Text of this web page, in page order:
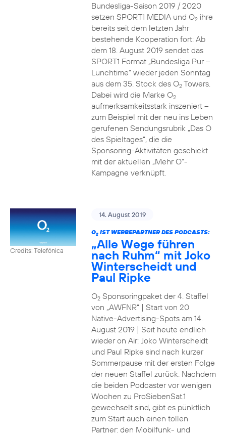
Bundesliga-Saison 2019 / 2020
setzen SPORT1 MEDIA und O2ihre
bereits seit dem letzten Jahr
bestehende Kooperation fort: Ab
dem 18. August 2019 sendet das
SPORT1 Format „Bundesliga Pur –
Lunchtime“ wieder jeden Sonntag
aus dem 35. Stock des O2Towers.
Dabei wird die Marke O2
aufmerksamkeitsstark inszeniert –
zum Beispiel mit der neu ins Leben
gerufenen Sendungsrubrik „Das O
des Spieltages“, die die
Sponsoring-Aktivitäten geschickt
mit der aktuellen „Mehr O“-
Kampagne verknüpft.
Credits: Telefónica
14. August 2019
O2IST WERBEPARTNER DES PODCASTS:
„Alle Wege führen
nach Ruhm“ mit Joko
Winterscheidt und
Paul Ripke
O2Sponsoringpaket der 4. Staffel
von „AWFNR“ | Start von 20
Native-Advertising-Spots am 14.
August 2019 | Seit heute endlich
wieder on Air: Joko Winterscheidt
und Paul Ripke sind nach kurzer
Sommerpause mit der ersten Folge
der neuen Staffel zurück. Nachdem
die beiden Podcaster vor wenigen
Wochen zu ProSiebenSat.1
gewechselt sind, gibt es pünktlich
zum Start auch einen tollen
Partner: den Mobilfunk- und